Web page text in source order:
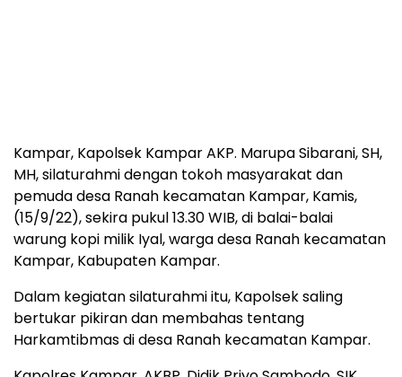
Kampar, Kapolsek Kampar AKP. Marupa Sibarani, SH,
MH, silaturahmi dengan tokoh masyarakat dan
pemuda desa Ranah kecamatan Kampar, Kamis,
(15/9/22), sekira pukul 13.30 WIB, di balai-balai
warung kopi milik Iyal, warga desa Ranah kecamatan
Kampar, Kabupaten Kampar.
Dalam kegiatan silaturahmi itu, Kapolsek saling
bertukar pikiran dan membahas tentang
Harkamtibmas di desa Ranah kecamatan Kampar.